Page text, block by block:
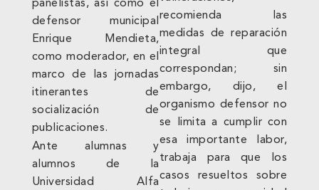
panelistas, así como el
defensor municipal
Enrique Mendieta,
como moderador, en el
marco de las jornadas
itinerantes de
socialización de
publicaciones.
Ante alumnas y
alumnos de la
Universidad Alfa
recomienda las
medidas de reparación
integral que
correspondan; sin
embargo, dijo, el
organismo defensor no
se limita a cumplir con
esa importante labor,
trabaja para que los
casos resueltos sobre